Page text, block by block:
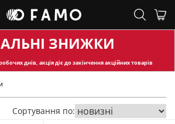
ЗНИЖКИ
днів, акція діє до закінчення акційних товарів
Сортування по: